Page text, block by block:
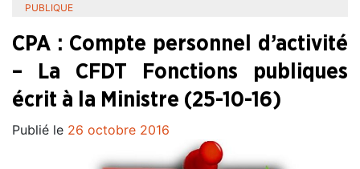
PUBLIQUE
CPA : Compte personnel d’activité
– La CFDT Fonctions publiques
écrit à la Ministre (25-10-16)
Publié le 26 octobre 2016